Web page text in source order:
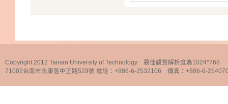
Copyright 2012 Tainan University of Technology 最佳觀賞解析度為1024*768
71002台南市永康區中正路529號 電話：+886-6-2532106 傳真：+886-6-